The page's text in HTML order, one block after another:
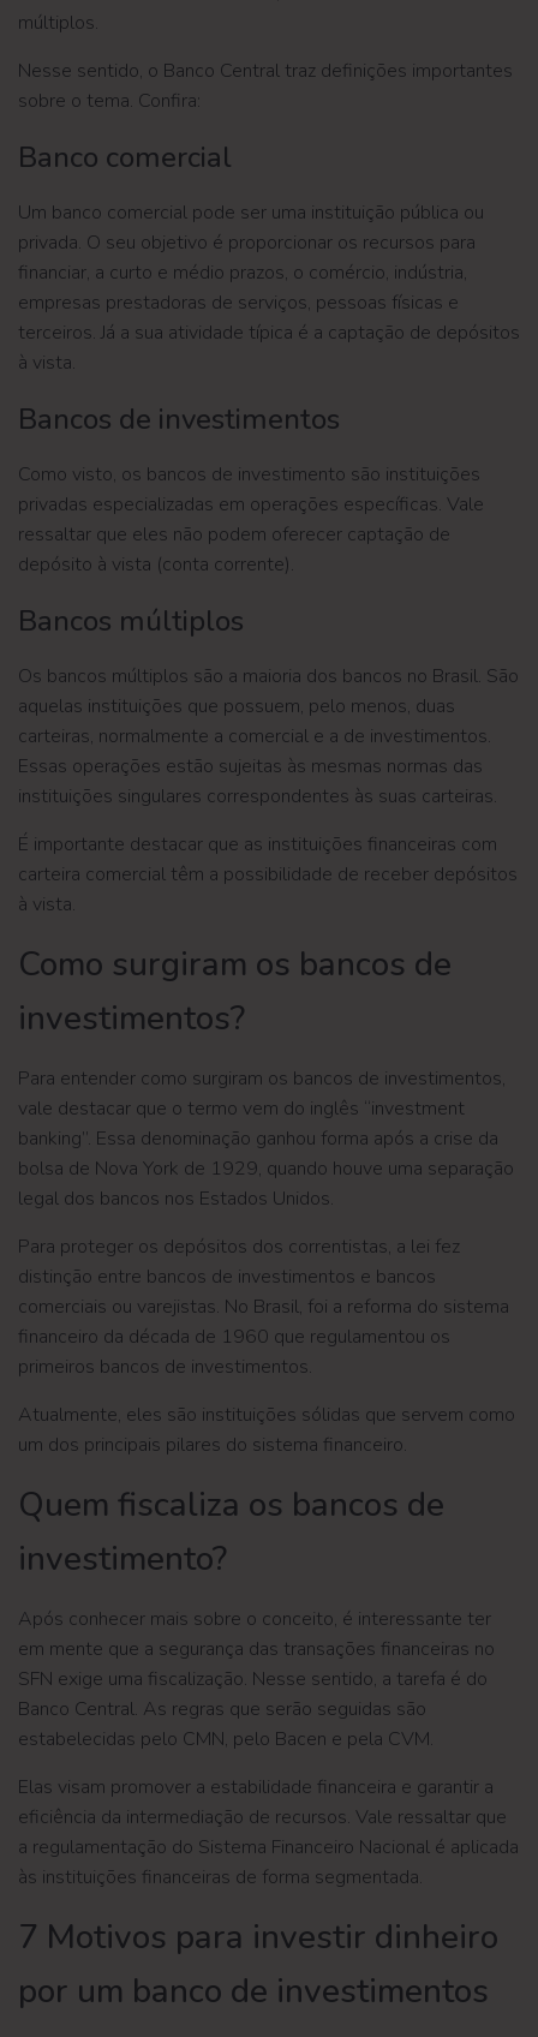
múltiplos.
Nesse sentido, o Banco Central traz definições importantes
sobre o tema. Confira:
Banco comercial
Um banco comercial pode ser uma instituição pública ou
privada. O seu objetivo é proporcionar os recursos para
financiar, a curto e médio prazos, o comércio, indústria,
empresas prestadoras de serviços, pessoas físicas e
terceiros. Já a sua atividade típica é a captação de depósitos
à vista.
Bancos de investimentos
Como visto, os bancos de investimento são instituições
privadas especializadas em operações específicas. Vale
ressaltar que eles não podem oferecer captação de
depósito à vista (conta corrente).
Bancos múltiplos
Os bancos múltiplos são a maioria dos bancos no Brasil. São
aquelas instituições que possuem, pelo menos, duas
carteiras, normalmente a comercial e a de investimentos.
Essas operações estão sujeitas às mesmas normas das
instituições singulares correspondentes às suas carteiras.
É importante destacar que as instituições financeiras com
carteira comercial têm a possibilidade de receber depósitos
à vista.
Como surgiram os bancos de
investimentos?
Para entender como surgiram os bancos de investimentos,
vale destacar que o termo vem do inglês “investment
banking”. Essa denominação ganhou forma após a crise da
bolsa de Nova York de 1929, quando houve uma separação
legal dos bancos nos Estados Unidos.
Para proteger os depósitos dos correntistas, a lei fez
distinção entre bancos de investimentos e bancos
comerciais ou varejistas. No Brasil, foi a reforma do sistema
financeiro da década de 1960 que regulamentou os
primeiros bancos de investimentos.
Atualmente, eles são instituições sólidas que servem como
um dos principais pilares do sistema financeiro.
Quem fiscaliza os bancos de
investimento?
Após conhecer mais sobre o conceito, é interessante ter
em mente que a segurança das transações financeiras no
SFN exige uma fiscalização. Nesse sentido, a tarefa é do
Banco Central. As regras que serão seguidas são
estabelecidas pelo CMN, pelo Bacen e pela CVM.
Elas visam promover a estabilidade financeira e garantir a
eficiência da intermediação de recursos. Vale ressaltar que
a regulamentação do Sistema Financeiro Nacional é aplicada
às instituições financeiras de forma segmentada.
7 Motivos para investir dinheiro
por um banco de investimentos